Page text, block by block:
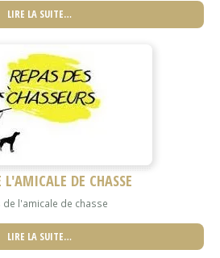
LIRE LA SUITE…
L'AMICALE DE CHASSE
de l'amicale de chasse
LIRE LA SUITE…